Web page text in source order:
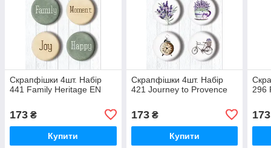
Скрапфішки 4шт. Набір
441 Family Heritage EN
173 ₴
Купити
Скрапфішки 4шт. Набір
421 Journey to Provence
173₴
Купити
296
173